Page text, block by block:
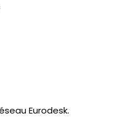
Eurodesk.